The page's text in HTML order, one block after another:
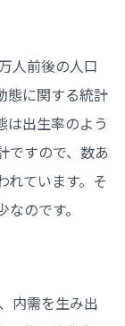
人前後の人口
態に関する統計
は出生率のよう
ですので、数あ
れています。そ
のです。
内需を生み出